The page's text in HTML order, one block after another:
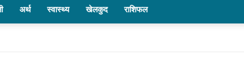
अर्थ स्वास्थ्य खेलकुद राशिफल